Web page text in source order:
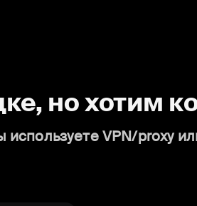
но хотим
VPN/proxy